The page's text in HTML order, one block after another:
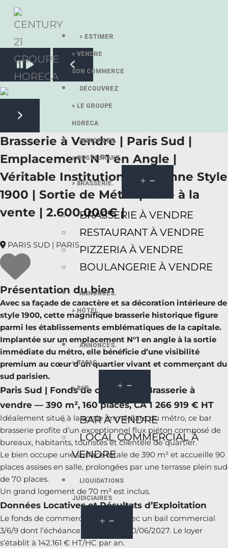
> ESTIMER
> VENDRE
SON COMMERCE
DÉCOUVREZ
> LE GROUPE
HORECA
ANNONCES.
> RESTAURANT.
> BRASSERIE.
BRASSERIE À VENDRE
RESTAURANT À VENDRE
PIZZERIA À VENDRE
BOULANGERIE À VENDRE
ANNONCES.
> HÔTEL.
ANNONCES.
> TABAC.
> BAR.
BAR À VENDRE
LOCAL COMMERCIAL À
VENDRE
LIQUIDATIONS
JUDICIAIRES
Pause slide rotation
Resume slide rotation
Previous slide
Next slide
Brasserie à Vendre | Paris Sud |
Emplacement N°1 en Angle |
Véritable Institution Parisienne Style
1900 | Sortie de Métro | Rare à la
vente | 2.600.000€ |
PARIS SUD | PARIS
Présentation du bien
Avec sa façade de caractère et sa décoration intérieure de
style 1900, cette magnifique brasserie historique figure
parmi les établissements emblématiques de la capitale.
Implantée sur un emplacement N°1 en angle à la sortie
immédiate du métro, elle bénéficie d’une visibilité
premium au cœur d’un quartier vivant et commerçant du
sud parisien.
Paris Sud | Fonds de commerce Brasserie à
vendre — 390 m², 160 places, CA 1 266 919 € HT
Idéalement situé à la sortie immédiate du métro, ce bar
brasserie profite d’un exceptionnel flux piéton composé de
bureaux, habitants, touristes et clientèle de quartier.
Le bien occupe une surface totale de 390 m² et accueille 90
places assises en salle, prolongées par une terrasse plein sud
de 70 places.
Un grand logement de 70 m² est inclus.
Données Locatives et Résultats d’Exploitation
Le fonds de commerce est cédé avec un bail commercial
3/6/9 dont l’échéance est fixée au 30/06/2027. Le loyer
s’établit à 142.161 € HT/HC par an.